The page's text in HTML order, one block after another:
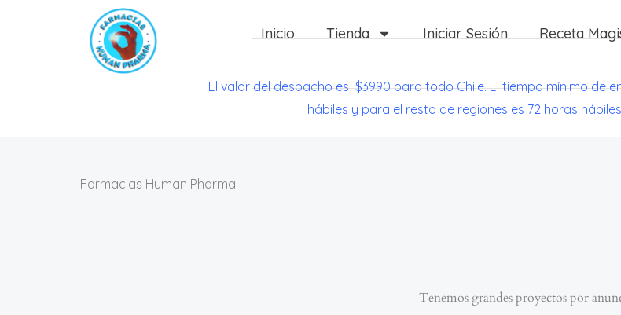
Inicio Tienda Iniciar Sesión Receta
El valor del despacho es $3990 para todo Chile. El tiempo mínimo de
hábiles y para el resto de regiones es 72 horas
Farmacias Human Pharma
Tenemos grandes proyectos por